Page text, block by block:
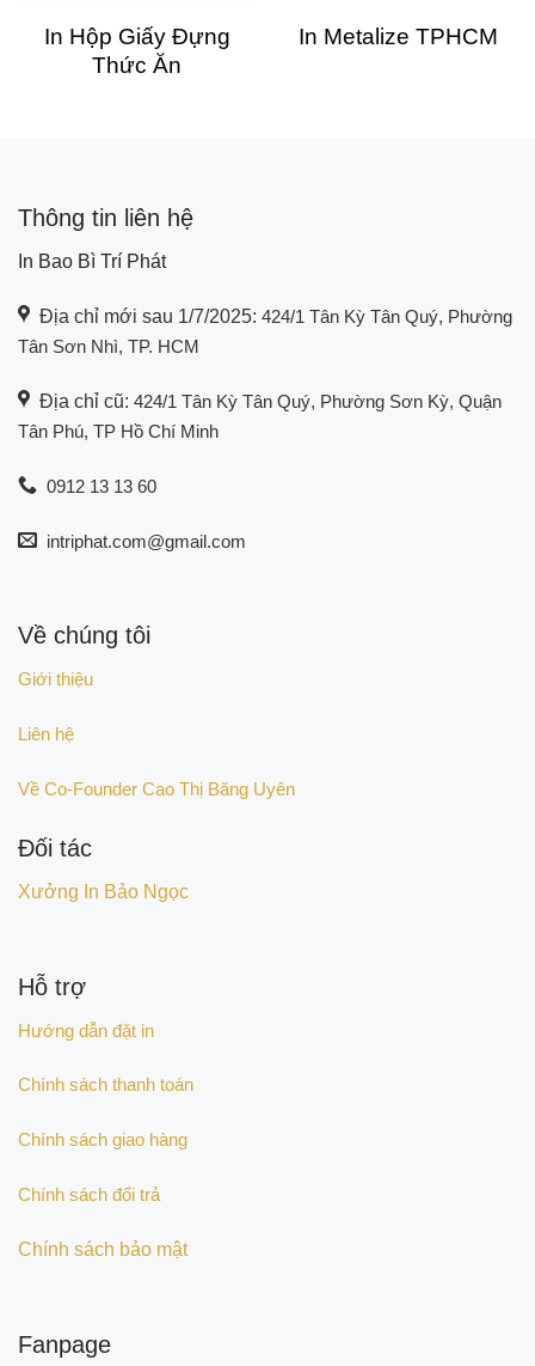
In Hộp Giấy Đựng
Thức Ăn
In Metalize TPHCM
Thông tin liên hệ
In Bao Bì Trí Phát
Địa chỉ mới sau 1/7/2025: 424/1 Tân Kỳ Tân Quý, Phường
Tân Sơn Nhì, TP. HCM
Địa chỉ cũ: 424/1 Tân Kỳ Tân Quý, Phường Sơn Kỳ, Quận
Tân Phú, TP Hồ Chí Minh
0912 13 13 60
intriphat.com@gmail.com
Về chúng tôi
Giới thiệu
Liên hệ
Về Co-Founder Cao Thị Băng Uyên
Đối tác
Xưởng In Bảo Ngọc
Hỗ trợ
Hướng dẫn đặt in
Chính sách thanh toán
Chính sách giao hàng
Chính sách đổi trả
Chính sách bảo mật
Fanpage